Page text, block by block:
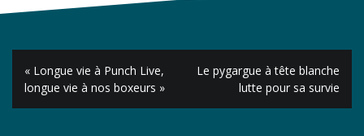
Navigation
de
l’article
« Longue vie à Punch Live,
longue vie à nos boxeurs »
Le pygargue à tête blanche
lutte pour sa survie